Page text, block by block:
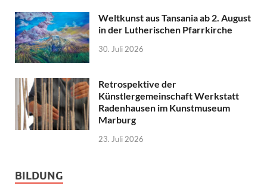
Weltkunst aus Tansania ab 2. August
in der Lutherischen Pfarrkirche
30. Juli 2026
Retrospektive der
Künstlergemeinschaft Werkstatt
Radenhausen im Kunstmuseum
Marburg
23. Juli 2026
BILDUNG